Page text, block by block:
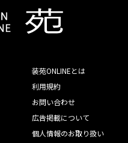
装苑ONLINEとは
利用規約
お問い合わせ
広告掲載について
個人情報のお取り扱い